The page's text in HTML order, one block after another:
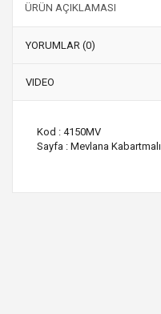
ÜRÜN AÇIKLAMASI
YORUMLAR (0)
VIDEO
Kod : 4150MV
Sayfa : Mevlana Kabartmalı